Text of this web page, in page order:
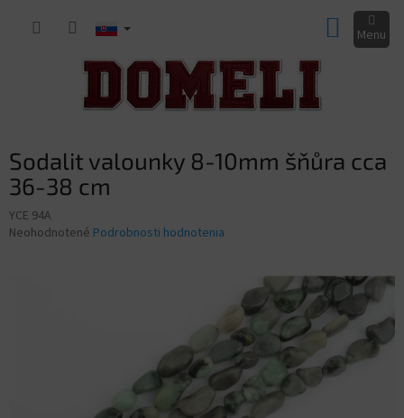
KOŠÍK
Sodalit valounky 8-10mm šňůra cca
36-38 cm
YCE 94A
Priemerné
Neohodnotené Podrobnosti hodnotenia